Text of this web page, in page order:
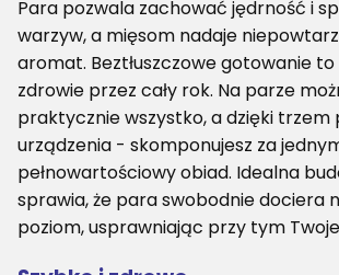
Para pozwala zachować jędrność i
warzyw, a mięsom nadaje
aromat. Beztłuszczowe gotowanie
zdrowie przez cały rok. Na parze
praktycznie wszystko, a dzięki trzem
urządzenia - skomponujesz za
pełnowartościowy obiad. Idealna
sprawia, że para swobodnie dociera
poziom, usprawniając przy tym